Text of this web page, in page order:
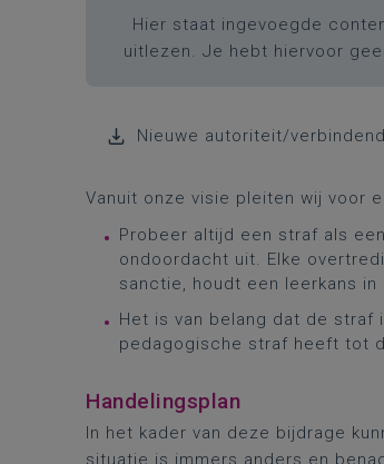
Hier staat ingevoegde
uitlezen. Je hebt hiervoor
Nieuwe autoriteit/
Vanuit onze visie pleiten wij voor
Probeer altijd een straf als
ondoordacht uit. Elke
sanctie, houdt een leerkans in
Het is van belang dat de straf
pedagogische straf heeft tot
Handelingsplan
In het kader van deze bijdrage
situatie is immers anders en